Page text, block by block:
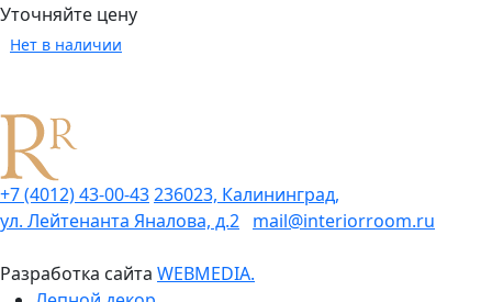
Уточняйте цену
Нет в наличии
+7 (4012) 43-00-43236023, Калининград,
ул. Лейтенанта Яналова, д.2 mail@interiorroom.ru
Разработка сайта WEBMEDIA.